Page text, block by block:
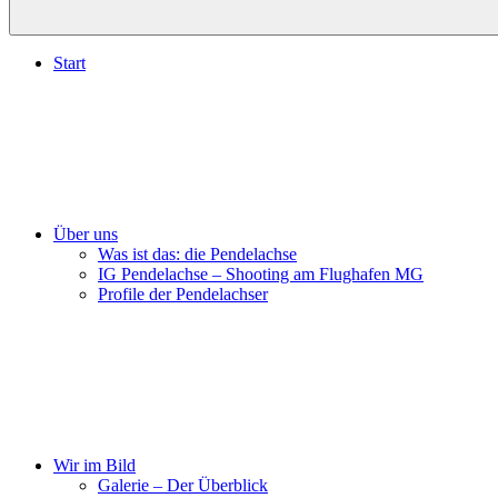
Start
Über uns
Was ist das: die Pendelachse
IG Pendelachse – Shooting am Flughafen MG
Profile der Pendelachser
Wir im Bild
Galerie – Der Überblick